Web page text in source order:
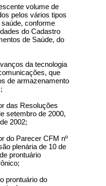
volume de
pelos vários tipos
conforme
do Cadastro
de Saúde, do
da tecnologia
que
de armazenamento
das Resoluções
setembro de 2000,
2002;
do Parecer CFM nº
plenária de 10 de
prontuário
prontuário do